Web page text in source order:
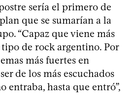
sería el primero de
que se sumarían a la
“Capaz que viene más
de rock argentino. Por
más fuertes en
de los más escuchados
entraba, hasta que entró”,